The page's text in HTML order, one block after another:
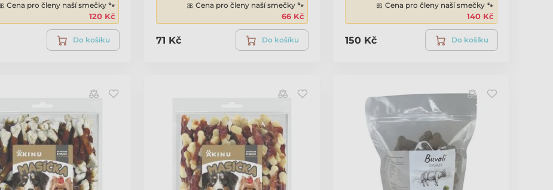
Cena pro členy naší smečky 🐾
120 Kč
Do košíku
🎀 Cena pro členy naší smečky 🐾
66 Kč
71 Kč Do košíku
🎀 Cena pro členy naší smečky 🐾
140 Kč
150 Kč Do košíku